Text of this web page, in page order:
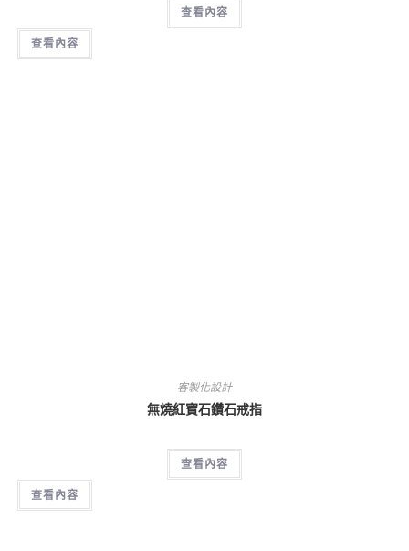
查看內容
查看內容
客製化設計
無燒紅寶石鑽石戒指
查看內容
查看內容